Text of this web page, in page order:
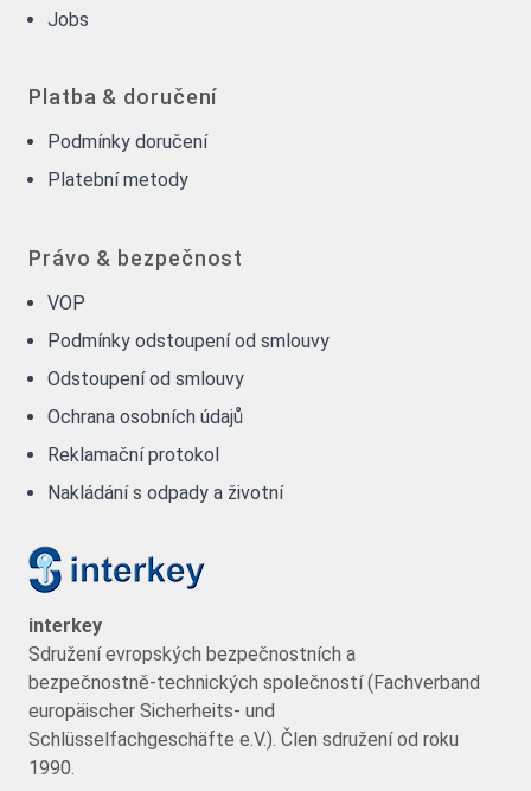
Jobs
Platba & doručení
Podmínky doručení
Platební metody
Právo & bezpečnost
VOP
Podmínky odstoupení od smlouvy
Odstoupení od smlouvy
Ochrana osobních údajů
Reklamační protokol
Nakládání s odpady a životní
interkey
Sdružení evropských bezpečnostních a
bezpečnostně-technických společností (Fachverband
europäischer Sicherheits- und
Schlüsselfachgeschäfte e.V.). Člen sdružení od roku
1990.